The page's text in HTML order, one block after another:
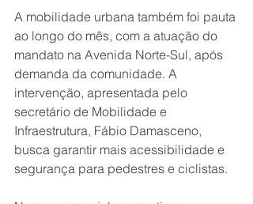
A mobilidade urbana também foi pauta
ao longo do mês, com a atuação do
mandato na Avenida Norte-Sul, após
demanda da comunidade. A
intervenção, apresentada pelo
secretário de Mobilidade e
Infraestrutura, Fábio Damasceno,
busca garantir mais acessibilidade e
segurança para pedestres e ciclistas.